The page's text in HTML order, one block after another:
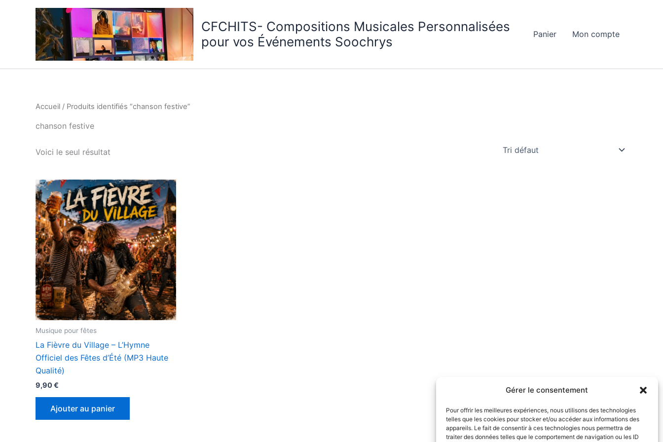
Gérer le consentement
Pour offrir les meilleures expériences, nous utilisons des technologies
telles que les cookies pour stocker et/ou accéder aux informations des
appareils. Le fait de consentir à ces technologies nous permettra de
traiter des données telles que le comportement de navigation ou les ID
CFCHITS- Compositions Musicales Personnalisées
pour vos Événements Soochrys
Panier Mon compte
Accueil / Produits identifiés “chanson festive”
chanson festive
Voici le seul résultat
Musique pour fêtes
La Fièvre du Village – L’Hymne
Officiel des Fêtes d’Été (MP3 Haute
Qualité)
9,90€
Ajouter au panier